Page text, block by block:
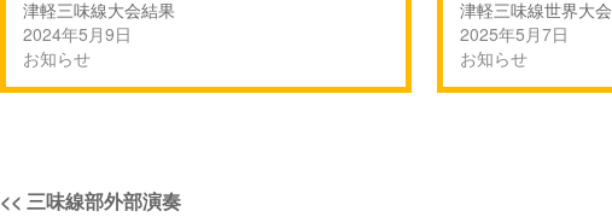
津軽三味線大会結果
2024年5月9日
お知らせ
津軽三味線世界大会
2025年5月7日
お知らせ
投
<< 過
三味線部外部演奏